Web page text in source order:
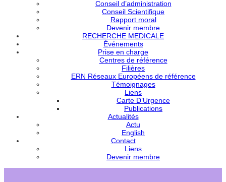
Conseil d’administration
Conseil Scientifique
Rapport moral
Devenir membre
RECHERCHE MEDICALE
Événements
Prise en charge
Centres de référence
Filières
ERN Réseaux Européens de référence
Témoignages
Liens
Carte D’Urgence
Publications
Actualités
Actu
English
Contact
Liens
Devenir membre